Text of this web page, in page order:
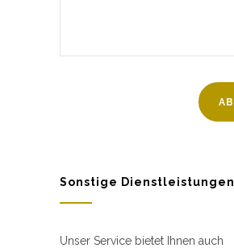
Sonstige Dienstleistungen
Unser Service bietet Ihnen auch